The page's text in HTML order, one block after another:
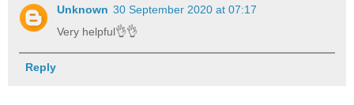
Unknown 30 September 2020 at 07:17
Very helpful👌👌
Reply